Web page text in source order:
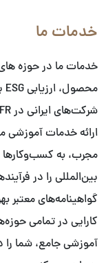
خدمات ما
خدمات ما در حوزه
ارائه خدمات آموزشی
مجرب، به کسب‌وکارها
بین‌المللی را در
گواهینامه‌های معتبر
کارایی در تمامی
آموزشی جامع، شما را